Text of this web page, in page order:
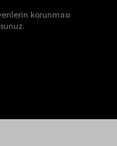
korunması